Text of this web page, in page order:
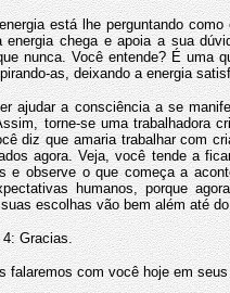
está lhe perguntando
energia chega e apoia a sua
nunca. Você entende? É uma
as, deixando a energia
ajudar a consciência a se
torne-se uma trabalhadora
diz que amaria trabalhar com
agora. Veja, você tende a
e observe o que começa a
humanos, porque
escolhas vão bem além até
4: Gracias.
falaremos com você hoje em